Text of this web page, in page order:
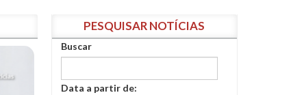
PESQUISAR NOTÍCIAS
Buscar
Data a partir de: